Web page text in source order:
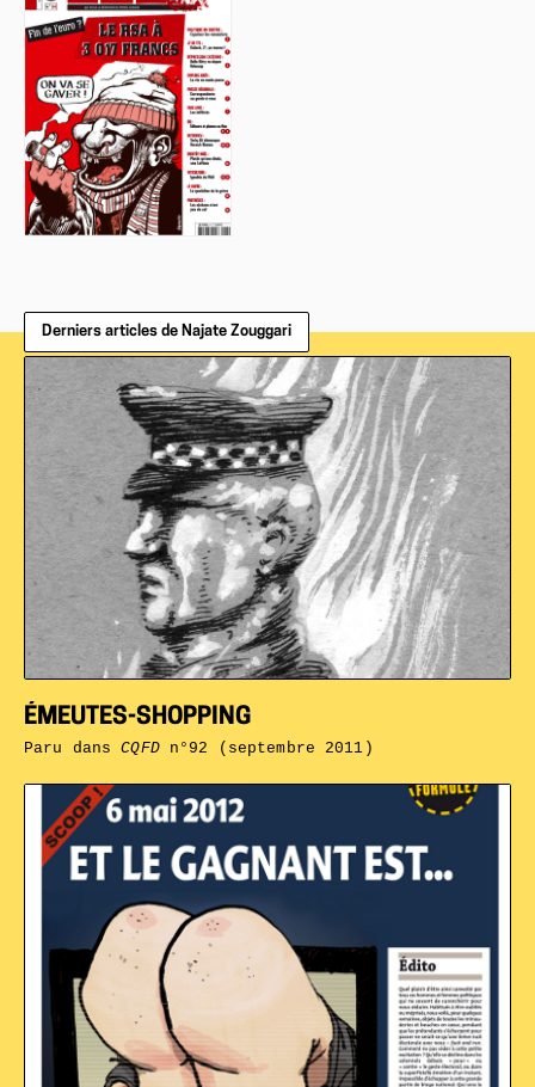
Derniers articles de Najate Zouggari
ÉMEUTES-SHOPPING
Paru dansCQFDn°92 (septembre 2011)